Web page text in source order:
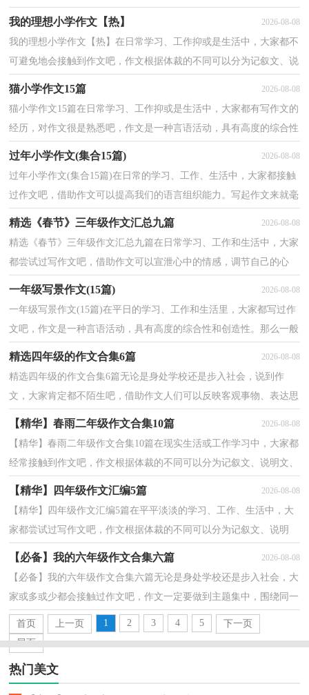
我的理想小学作文【热】 2026-08-08
我的理想小学作文【热】在日常学习、工作抑或是生活中，大家都不
可避免地会接触到作文吧，作文根据体裁的不同可以分为记叙文、说
猫小学作文15篇 2026-08-08
猫小学作文15篇在日常学习、工作抑或是生活中，大家都有写作文的
经历，对作文很是熟悉吧，作文是一种言语活动，具有高度的综合性
过年小学作文(集合15篇) 2026-08-08
过年小学作文(集合15篇)在日常的学习、工作、生活中，大家都接触
过作文吧，借助作文可以提高我们的语言组织能力。写起作文来就毫
精选《春节》三年级作文汇总九篇 2026-08-08
精选《春节》三年级作文汇总九篇在日常学习、工作和生活中，大家
都尝试过写作文吧，借助作文可以宣泄心中的情感，调节自己的心
一年级写景作文(15篇) 2026-08-08
一年级写景作文(15篇)在平日的学习、工作和生活里，大家都写过作
文吧，作文是一种言语活动，具有高度的综合性和创造性。那么一般
精选四年级的作文合集6篇 2026-08-08
精选四年级的作文合集6篇无论是身处学校还是步入社会，说到作
文，大家肯定都不陌生吧，借助作文人们可以反映客观事物、表达思
【精华】春雨二年级作文合集10篇 2026-08-08
【精华】春雨二年级作文合集10篇在现实生活或工作学习中，大家都
经常接触到作文吧，作文根据体裁的不同可以分为记叙文、说明文、
【精华】四年级作文汇编5篇 2026-08-08
【精华】四年级作文汇编5篇在平平淡淡的学习、工作、生活中，大
家都尝试过写作文吧，作文根据体裁的不同可以分为记叙文、说明
【必备】我的六年级作文合集六篇 2026-08-08
【必备】我的六年级作文合集六篇无论是身处学校还是步入社会，大
家或多或少都会接触过作文吧，作文一定要做到主题集中，围绕同一
主题作深入阐述，切忌东拉西扯，主题涣散甚至无主题。...
首页 上一页 1 2 3 4 5
下一页
尾页
热门美文